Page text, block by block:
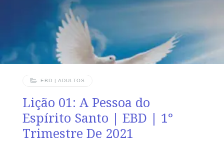
EBD | ADULTOS
Lição 01: A Pessoa do
Espírito Santo | EBD | 1°
Trimestre De 2021